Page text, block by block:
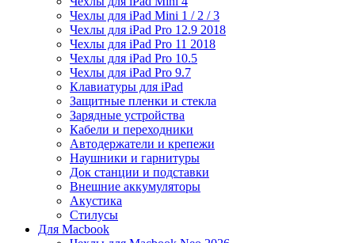
Чехлы для iPad Mini 1 / 2 / 3
Чехлы для iPad Pro 12.9 2018
Чехлы для iPad Pro 11 2018
Чехлы для iPad Pro 10.5
Чехлы для iPad Pro 9.7
Клавиатуры для iPad
Защитные пленки и стекла
Зарядные устройства
Кабели и переходники
Автодержатели и крепежи
Наушники и гарнитуры
Док станции и подставки
Внешние аккумуляторы
Акустика
Стилусы
Для Macbook